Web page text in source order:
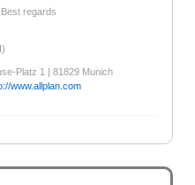
regards
Platz 1 | 81829 Munich
www.allplan.com